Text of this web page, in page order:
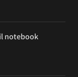
notebook